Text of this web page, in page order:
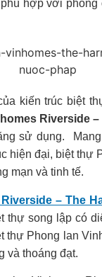
hợp với
kiến trúc biệt
Riverside –
sử dụng.
hiện đại, biệt thự
mạn và tinh tế.
– The
thự song lập có
thự Phong lan
và thoáng đạt.